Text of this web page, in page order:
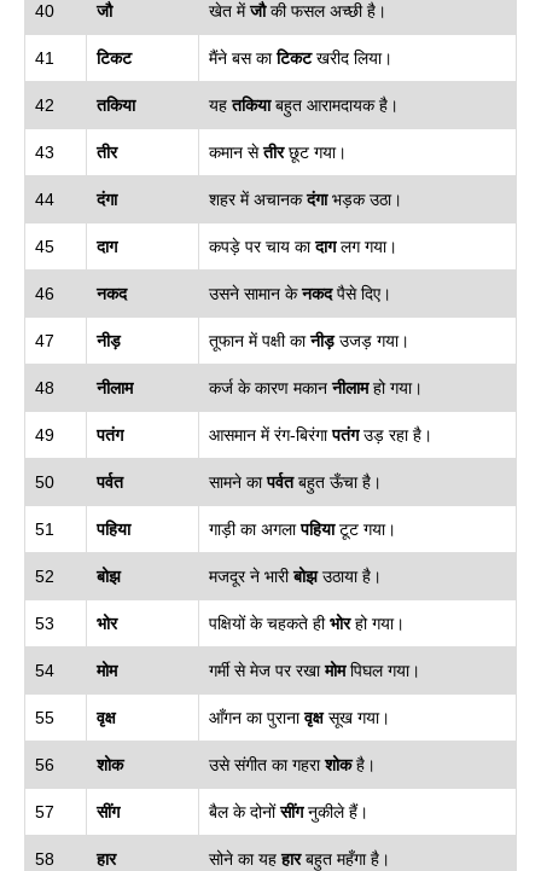
40 जौ खेत मेंजौकी फसल अच्छी है।
41 टिकट मैंने बस काटिकटखरीद लिया।
42 तकिया यहतकियाबहुत आरामदायक है।
43 तीर कमान सेतीरछूट गया।
44 दंगा शहर में अचानकदंगाभड़क उठा।
45 दाग कपड़े पर चाय कादागलग गया।
46 नकद उसने सामान केनकदपैसे दिए।
47 नीड़ तूफान में पक्षी कानीड़उजड़ गया।
48 नीलाम कर्ज के कारण मकाननीलामहो गया।
49 पतंग आसमान में रंग-बिरंगापतंगउड़ रहा है।
50 पर्वत सामने कापर्वतबहुत ऊँचा है।
51 पहिया गाड़ी का अगलापहियाटूट गया।
52 बोझ मजदूर ने भारीबोझउठाया है।
53 भोर पक्षियों के चहकते हीभोरहो गया।
54 मोम गर्मी से मेज पर रखामोमपिघल गया।
55 वृक्ष आँगन का पुरानावृक्षसूख गया।
56 शोक उसे संगीत का गहराशोकहै।
57 सींग बैल के दोनोंसींगनुकीले हैं।
58 हार सोने का यहहारबहुत महँगा है।